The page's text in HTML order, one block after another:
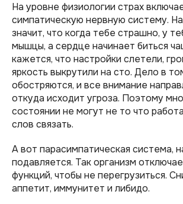
На уровне физиологии страх
симпатическую нервную систему.
значит, что когда тебе страшно, у
мышцы, а сердце начинает биться
кажется, что настройки слетели,
яркость выкрутили на сто. Дело в
обостряются, и все внимание
откуда исходит угроза. Поэтому
состоянии не могут не то что
слов связать.
А вот парасимпатическая система,
подавляется. Так организм
функций, чтобы не перегрузиться.
аппетит, иммунитет и либидо.